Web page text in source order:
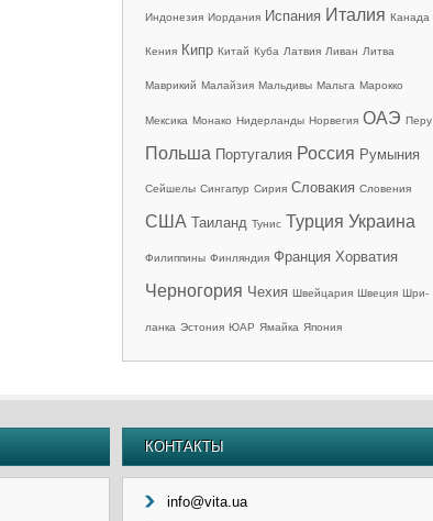
Индонезия Иордания Испания Италия Канада
Кения Кипр Китай Куба Латвия Ливан Литва
Маврикий Малайзия Мальдивы Мальта Марокко
Мексика Монако Нидерланды Норвегия ОАЭ Перу
Польша Португалия Россия Румыния
Сейшелы Сингапур Сирия Словакия Словения
США Таиланд Тунис Турция Украина
Филиппины Финляндия Франция Хорватия
Черногория Чехия Швейцария Швеция Шри-
ланка Эстония ЮАР Ямайка Япония
КОНТАКТЫ
info@vita.ua